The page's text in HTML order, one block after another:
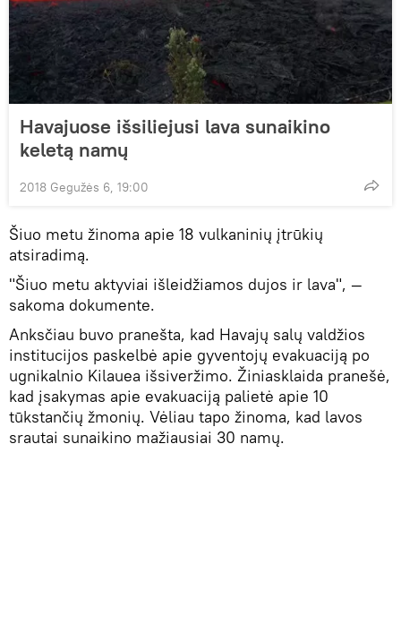
Havajuose išsiliejusi lava sunaikino
keletą namų
2018 Gegužės 6, 19:00
Šiuo metu žinoma apie 18 vulkaninių įtrūkių
atsiradimą.
"Šiuo metu aktyviai išleidžiamos dujos ir lava", —
sakoma dokumente.
Anksčiau buvo pranešta, kad Havajų salų valdžios
institucijos paskelbė apie gyventojų evakuaciją po
ugnikalnio Kilauea išsiveržimo. Žiniasklaida pranešė,
kad įsakymas apie evakuaciją palietė apie 10
tūkstančių žmonių. Vėliau tapo žinoma, kad lavos
srautai sunaikino mažiausiai 30 namų.